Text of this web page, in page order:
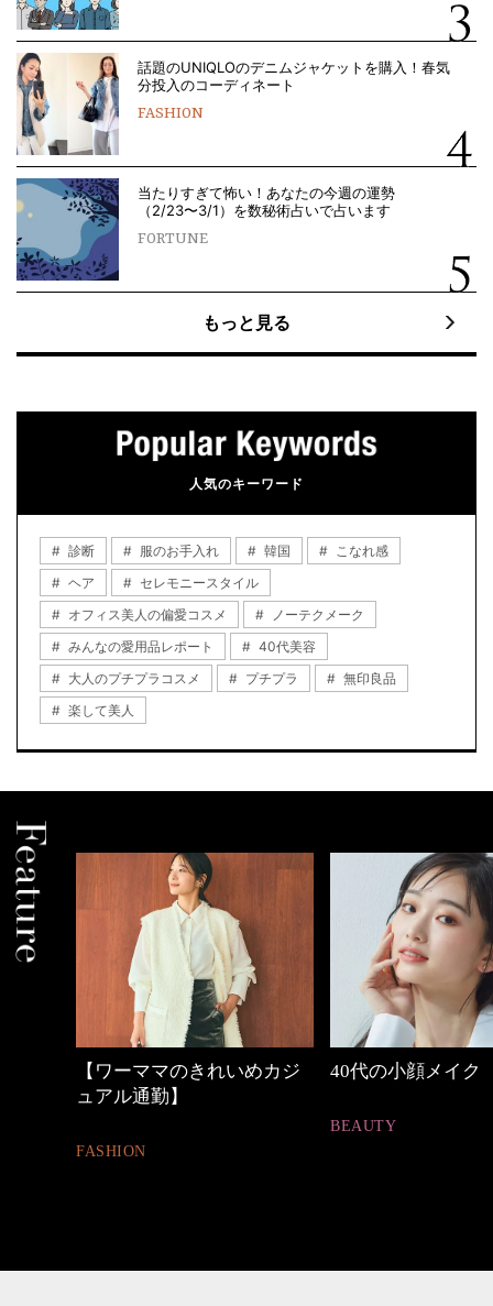
話題のUNIQLOのデニムジャケットを購入！春気
分投入のコーディネート
FASHION
当たりすぎて怖い！あなたの今週の運勢
（2/23〜3/1）を数秘術占いで占います
FORTUNE
もっと見る
人気のキーワード
診断 服のお手入れ 韓国
こなれ感
ヘア
セレモニースタイル
オフィス美人の偏愛コスメ
ノーテクメーク
みんなの愛用品レポート
40代美容
大人のプチプラコスメ
プチプラ
無印良品
楽して美人
40代の小顔メイク 働く女性のバッグ
FASHION